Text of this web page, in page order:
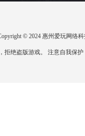
© 2024 惠州爱玩网络
拒绝盗版游戏。 注意自我保